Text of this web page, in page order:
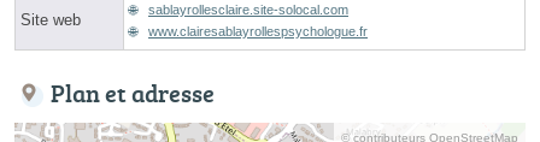
Site web
sablayrollesclaire.site-solocal.com
www.clairesablayrollespsychologue.fr
Plan et adresse
© contributeurs OpenStreetMap